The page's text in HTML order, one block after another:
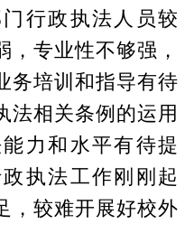
行政执法人员较
，专业性不够强，
务培训和指导有待
法相关条例的运用
力和水平有待提
执法工作刚刚起
，较难开展好校外